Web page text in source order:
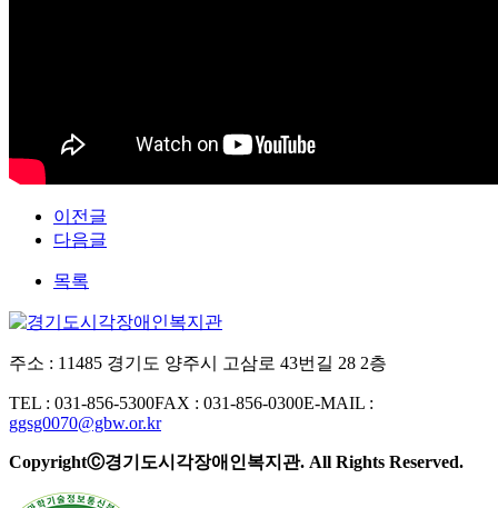
이전글
다음글
목록
주소 : 11485 경기도 양주시 고삼로 43번길 28 2층
TEL : 031-856-5300FAX : 031-856-0300E-MAIL :
ggsg0070@gbw.or.kr
CopyrightⒸ경기도시각장애인복지관. All Rights Reserved.